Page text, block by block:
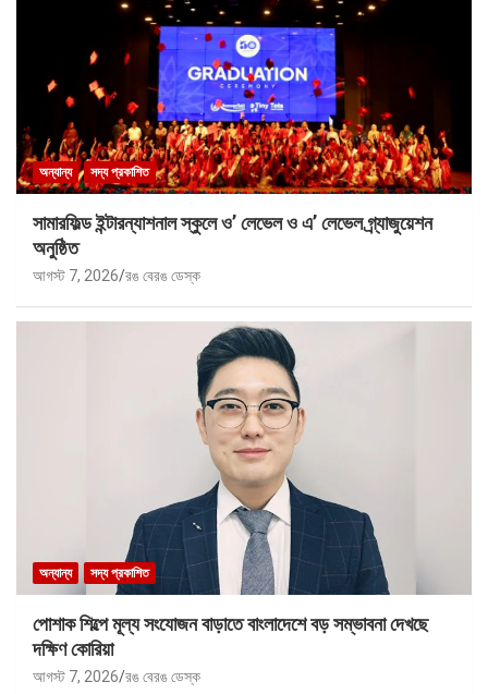
অন্যান্য সদ্য প্রকাশিত
সামারফিল্ড ইন্টারন্যাশনাল স্কুলে ও’ লেভেল ও এ’ লেভেল গ্র্যাজুয়েশন
অনুষ্ঠিত
আগস্ট 7, 2026 রঙ বেরঙ ডেস্ক
অন্যান্য সদ্য প্রকাশিত
পোশাক শিল্পে মূল্য সংযোজন বাড়াতে বাংলাদেশে বড় সম্ভাবনা দেখছে
দক্ষিণ কোরিয়া
আগস্ট 7, 2026 রঙ বেরঙ ডেস্ক